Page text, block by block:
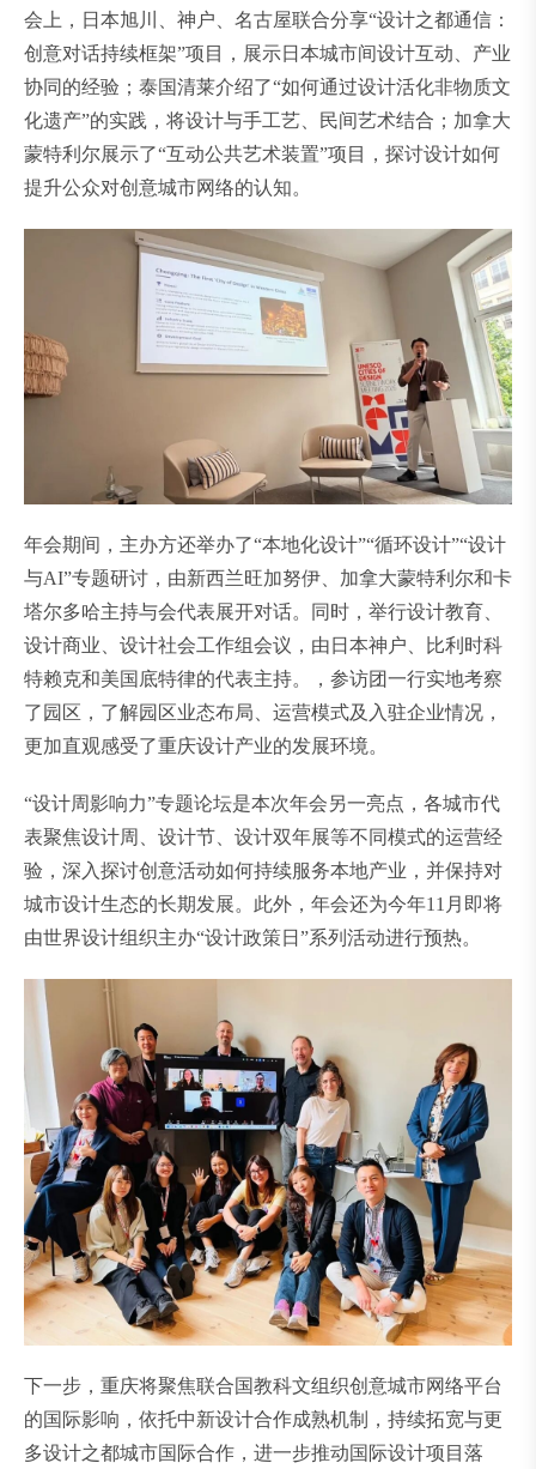
会上，日本旭川、神户、名古屋联合分享“设计之都通信：
创意对话持续框架”项目，展示日本城市间设计互动、产业
协同的经验；泰国清莱介绍了“如何通过设计活化非物质文
化遗产”的实践，将设计与手工艺、民间艺术结合；加拿大
蒙特利尔展示了“互动公共艺术装置”项目，探讨设计如何
提升公众对创意城市网络的认知。
年会期间，主办方还举办了“本地化设计”“循环设计”“设计
与AI”专题研讨，由新西兰旺加努伊、加拿大蒙特利尔和卡
塔尔多哈主持与会代表展开对话。同时，举行设计教育、
设计商业、设计社会工作组会议，由日本神户、比利时科
特赖克和美国底特律的代表主持。，参访团一行实地考察
了园区，了解园区业态布局、运营模式及入驻企业情况，
更加直观感受了重庆设计产业的发展环境。
“设计周影响力”专题论坛是本次年会另一亮点，各城市代
表聚焦设计周、设计节、设计双年展等不同模式的运营经
验，深入探讨创意活动如何持续服务本地产业，并保持对
城市设计生态的长期发展。此外，年会还为今年11月即将
由世界设计组织主办“设计政策日”系列活动进行预热。
下一步，重庆将聚焦联合国教科文组织创意城市网络平台
的国际影响，依托中新设计合作成熟机制，持续拓宽与更
多设计之都城市国际合作，进一步推动国际设计项目落